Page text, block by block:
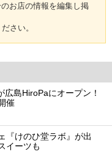
お店の情報を編集し掲
さい。
島HiroPaにオープン！
催
『けのひ堂ラボ』が出
イーツも